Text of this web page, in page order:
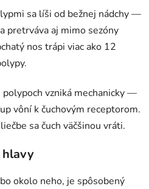
sa líši od bežnej nádchy —
pretrváva aj mimo sezóny
nos trápi viac ako 12
polypoch vzniká mechanicky —
vôní k čuchovým receptorom.
sa čuch väčšinou vráti.
hlavy
okolo neho, je spôsobený